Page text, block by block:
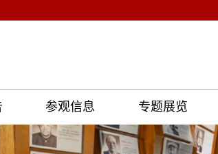
参观信息 专题展览